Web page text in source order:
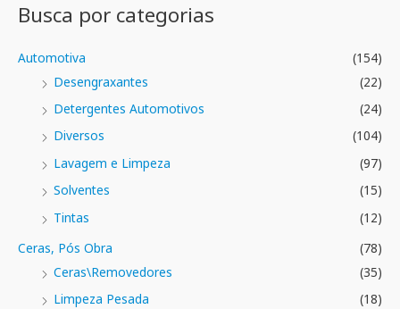
5
ç
ã
d
5
Busca por categorias
Automotiva
(154)
Desengraxantes
(22)
Detergentes Automotivos
(24)
Diversos
(104)
Lavagem e Limpeza
(97)
Solventes
(15)
Tintas
(12)
Ceras, Pós Obra
(78)
Ceras\Removedores
(35)
Limpeza Pesada
(18)